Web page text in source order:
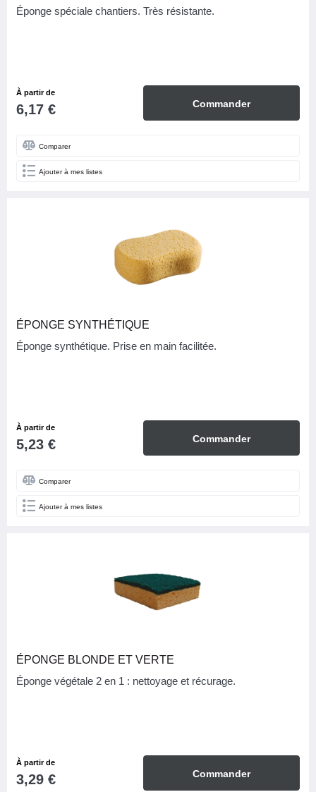
Éponge spéciale chantiers. Très résistante.
À partir de
6,17 € Commander
Comparer
Ajouter à mes listes
ÉPONGE SYNTHÉTIQUE
Éponge synthétique. Prise en main facilitée.
À partir de
5,23 € Commander
Comparer
Ajouter à mes listes
ÉPONGE BLONDE ET VERTE
Éponge végétale 2 en 1 : nettoyage et récurage.
À partir de
3,29 € Commander